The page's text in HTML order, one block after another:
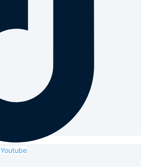
Youtube